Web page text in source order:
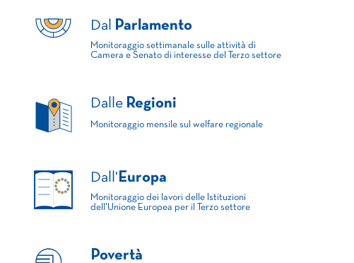
Dal Parlamento
Monitoraggio settimanale sulle attività di
Camera e Senato di interesse del Terzo settore
Dalle Regioni
Monitoraggio mensile sul welfare regionale
Dall' Europa
Monitoraggio dei lavori delle Istituzioni
dell'Unione Europea per il Terzo settore
Povertà